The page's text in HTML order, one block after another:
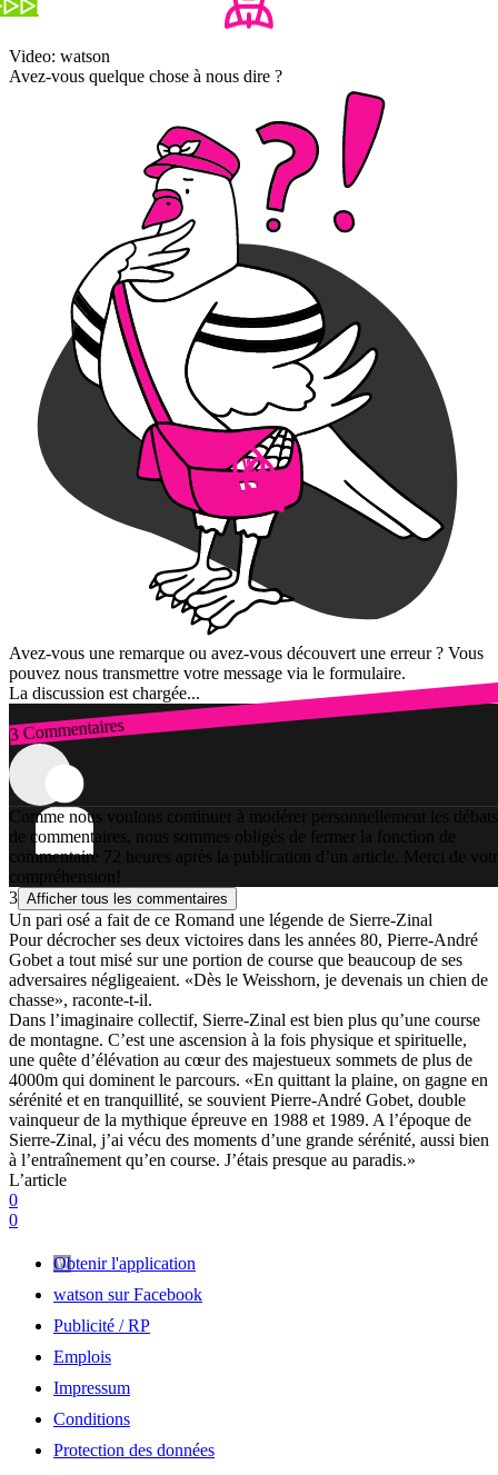
Video: watson
Avez-vous quelque chose à nous dire ?
Avez-vous une remarque ou avez-vous découvert une erreur ? Vous
pouvez nous transmettre votre message via le formulaire.
La discussion est chargée...
3 Commentaires
Connexion
Comme nous voulons continuer à modérer personnellement les débats
de commentaires, nous sommes obligés de fermer la fonction de
commentaire 72 heures après la publication d’un article. Merci de
compréhension!
3 Afficher tous les commentaires
Un pari osé a fait de ce Romand une légende de Sierre-Zinal
Pour décrocher ses deux victoires dans les années 80, Pierre-André
Gobet a tout misé sur une portion de course que beaucoup de ses
adversaires négligeaient. «Dès le Weisshorn, je devenais un chien de
chasse», raconte-t-il.
Dans l’imaginaire collectif, Sierre-Zinal est bien plus qu’une course
de montagne. C’est une ascension à la fois physique et spirituelle,
une quête d’élévation au cœur des majestueux sommets de plus de
4000m qui dominent le parcours. «En quittant la plaine, on gagne en
sérénité et en tranquillité, se souvient Pierre-André Gobet, double
vainqueur de la mythique épreuve en 1988 et 1989. A l’époque de
Sierre-Zinal, j’ai vécu des moments d’une grande sérénité, aussi bien
à l’entraînement qu’en course. J’étais presque au paradis.»
L’article
0
0
Obtenir l'application
watson sur Facebook
Publicité / RP
Emplois
Impressum
Conditions
Protection des données